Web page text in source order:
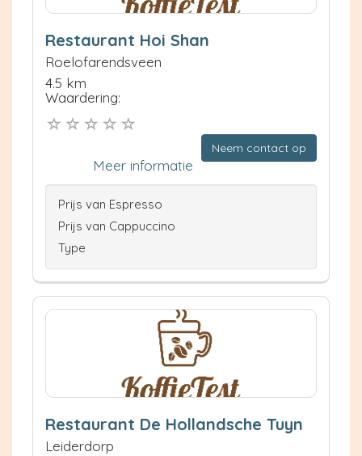
Restaurant Hoi Shan
Roelofarendsveen
4.5 km
Waardering:
Neem contact op
Meer informatie
Prijs van Espresso
Prijs van Cappuccino
Type
Restaurant De Hollandsche Tuyn
Leiderdorp